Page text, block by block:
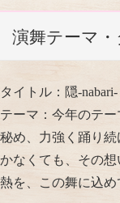
演舞テーマ
タイトル：隠-nabari-
テーマ：今年のテ
秘め、力強く踊り
かなくても、その
熱を、この舞に込め